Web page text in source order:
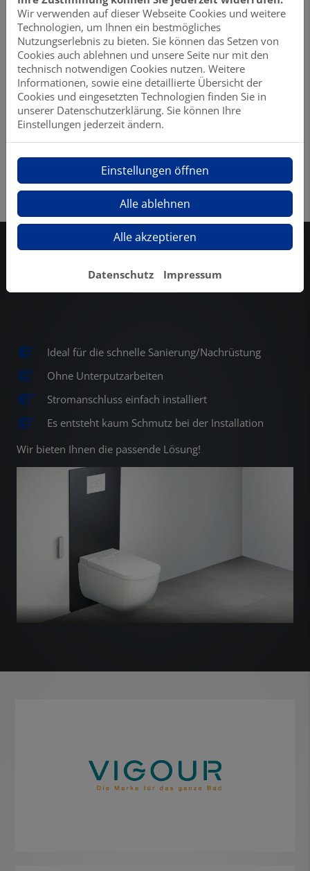
Als „Dusch-WC für Deutschland“ garantiert das
AQUAWASH von VIGOUR derby ein dauerhaftes
Frischegefühl und individuelle Hygiene für jedermann.
Nachrüstbar für jede Badsituation
VORTEILE UNSERER RENOVIERUNGSPLATTE:
Ideal für die schnelle Sanierung/Nachrüstung
Ohne Unterputzarbeiten
Stromanschluss einfach installiert
Es entsteht kaum Schmutz bei der Installation
Wir bieten Ihnen die passende Lösung!
Wir verwenden auf dieser Webseite Cookies und weitere
Technologien, um Ihnen ein bestmögliches
Nutzungserlebnis zu bieten. Sie können das Setzen von
Cookies auch ablehnen und unsere Seite nur mit den
technisch notwendigen Cookies nutzen. Weitere
Informationen, sowie eine detaillierte Übersicht der
Cookies und eingesetzten Technologien finden Sie in
unserer Datenschutzerklärung. Sie können Ihre
Einstellungen jederzeit ändern.
Einstellungen öffnen
Alle ablehnen
Alle akzeptieren
Datenschutz Impressum